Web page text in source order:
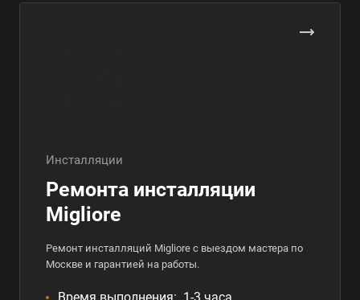
Инсталляции
Ремонта инсталляции
Migliore
Ремонт инсталляций Migliore с выездом мастера по
Москве и гарантией на работы.